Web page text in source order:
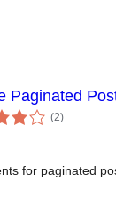
Paginated
(2કુલ
રેટિંગ્સ
)
for paginated